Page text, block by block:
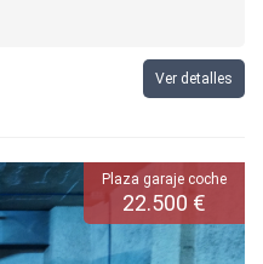
Ver detalles
Plaza garaje coche
22.500 €